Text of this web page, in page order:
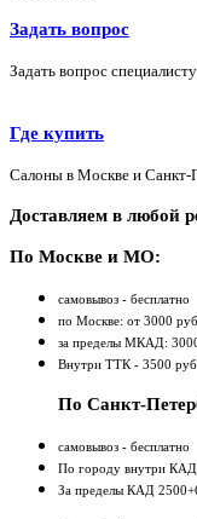
Задать вопрос
Задать вопрос специалисту
Где купить
Салоны в Москве и Санкт-
Доставляем в любой
По Москве и МО:
самовывоз - бесплатно
по Москве: от 3000 руб
за пределы МКАД:
Внутри ТТК - 3500 руб
По Санкт-
самовывоз - бесплатно
По городу внутри
За пределы КАД